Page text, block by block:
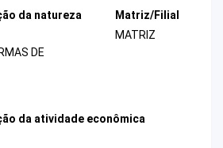
da natureza
DE
Matriz/Filial
MATRIZ
da atividade econômica